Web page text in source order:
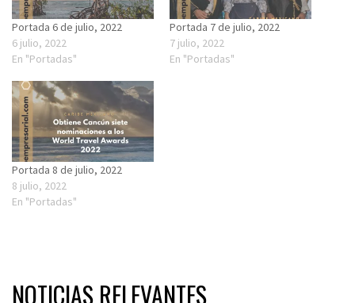
Portada 6 de julio, 2022
6 julio, 2022
En "Portadas"
Portada 7 de julio, 2022
7 julio, 2022
En "Portadas"
Portada 8 de julio, 2022
8 julio, 2022
En "Portadas"
NOTICIAS RELEVANTES